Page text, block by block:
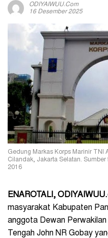
ODIYAIWUU.com
16 Desember 2025
Gedung Markas Korps Marinir TNI
Cilandak, Jakarta Selatan.
2016
ENAROTALI ,
masyarakat Kabupaten
anggota Dewan
Tengah John NR Gobay